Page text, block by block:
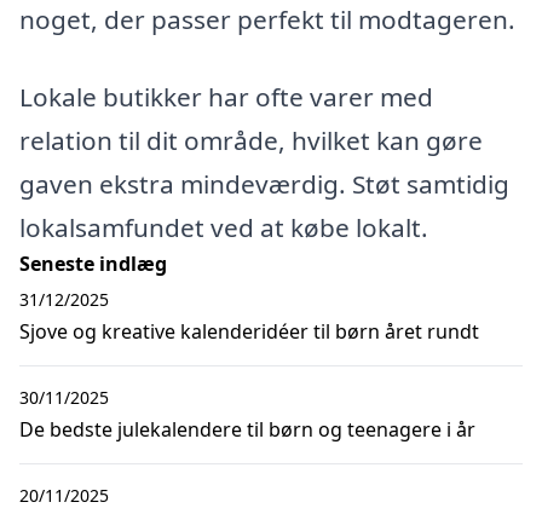
noget, der passer perfekt til modtageren.
Lokale butikker har ofte varer med
relation til dit område, hvilket kan gøre
gaven ekstra mindeværdig. Støt samtidig
lokalsamfundet ved at købe lokalt.
Seneste indlæg
Sjove og kreative kalenderidéer til børn året rundt
31/12/2025
De bedste julekalendere til børn og teenagere i år
30/11/2025
20/11/2025